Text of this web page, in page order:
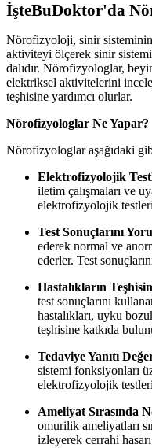
İşteBuDoktor'da
Nörofizyoloji, sinir
aktiviteyi ölçerek sinir
dalıdır. Nörofizyologlar,
elektriksel aktivitelerini
teşhisine yardımcı olurlar.
Nörofizyologlar Ne Yapar?
Nörofizyologlar aşağıdaki
Elektrofizyolojik
iletim çalışmaları ve
elektrofizyolojik
Test Sonuçlarını
ederek normal ve
ederler. Test
Hastalıkların
test sonuçlarını
hastalıkları, uyku
teşhisine katkıda
Tedaviye Yanıtı
sistemi fonksiyonları
elektrofizyolojik
Ameliyat Sırasında
omurilik ameliyatları
izleyerek cerrahi